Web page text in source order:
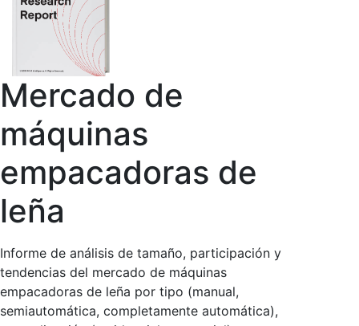
Mercado de
máquinas
empacadoras de
leña
Informe de análisis de tamaño, participación y
tendencias del mercado de máquinas
empacadoras de leña por tipo (manual,
semiautomática, completamente automática),